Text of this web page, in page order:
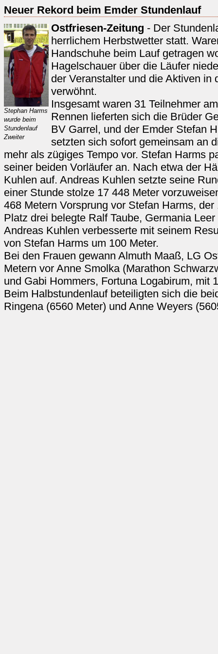
Neuer Rekord beim Emder Stundenlauf
Stephan Harms
wurde beim
Stundenlauf
Zweiter
Ostfriesen-Zeitung - Der
herrlichem Herbstwetter statt.
Handschuhe beim Lauf getragen
Hagelschauer über die Läufer
der Veranstalter und die Aktiven in
verwöhnt.
Insgesamt waren 31 Teilnehmer
Rennen lieferten sich die Brüder
BV Garrel, und der Emder Stefan
setzten sich sofort gemeinsam an
mehr als zügiges Tempo vor. Stefan Harms
seiner beiden Vorläufer an. Nach etwa der
Kuhlen auf. Andreas Kuhlen setzte seine
einer Stunde stolze 17 448 Meter
468 Metern Vorsprung vor Stefan Harms,
Platz drei belegte Ralf Taube, Germania
Andreas Kuhlen verbesserte mit seinem
von Stefan Harms um 100 Meter.
Bei den Frauen gewann Almuth Maaß, LG
Metern vor Anne Smolka (Marathon
und Gabi Hommers, Fortuna Logabirum, mit
Beim Halbstundenlauf beteiligten sich die
Ringena (6560 Meter) und Anne Weyers